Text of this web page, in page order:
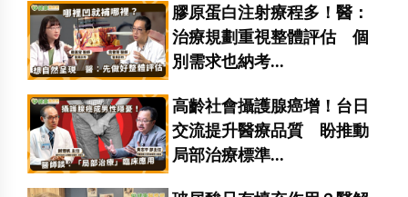
膠原蛋白注射療程多！醫：
治療規劃重視整體評估 個
別需求也納考...
高齡社會攝護腺癌增！台日
交流提升醫療品質 盼推動
局部治療標準...